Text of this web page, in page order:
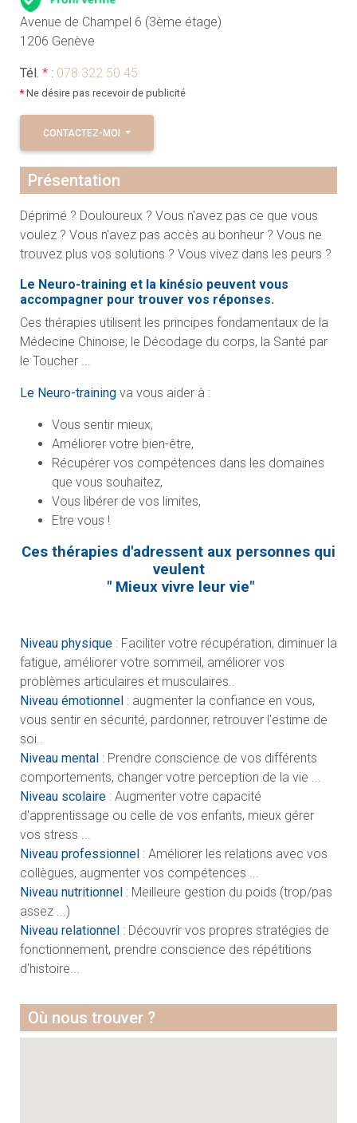
Avenue de Champel 6 (3ème étage)
1206 Genève
Tél. *: 078 322 50 45
*Ne désire pas recevoir de publicité
CONTACTEZ-MOI
Présentation
Déprimé ? Douloureux ? Vous n'avez pas ce que vous
voulez ? Vous n'avez pas accès au bonheur ? Vous ne
trouvez plus vos solutions ? Vous vivez dans les peurs ?
Le Neuro-training et la kinésio peuvent vous
accompagner pour trouver vos réponses.
Ces thérapies utilisent les principes fondamentaux de la
Médecine Chinoise, le Décodage du corps, la Santé par
le Toucher ...
Le Neuro-trainingva vous aider à :
Vous sentir mieux,
Améliorer votre bien-être,
Récupérer vos compétences dans les domaines
que vous souhaitez,
Vous libérer de vos limites,
Etre vous !
Ces thérapies d'adressent aux personnes qui
veulent
" Mieux vivre leur vie"
Niveau physique: Faciliter votre récupération, diminuer la
fatigue, améliorer votre sommeil, améliorer vos
problèmes articulaires et musculaires..
Niveau émotionnel: augmenter la confiance en vous,
vous sentir en sécurité, pardonner, retrouver l'estime de
soi..
Niveau mental: Prendre conscience de vos différents
comportements, changer votre perception de la vie ...
Niveau scolaire : Augmenter votre capacité
d'apprentissage ou celle de vos enfants, mieux gérer
vos stress ...
Niveau professionnel : Améliorer les relations avec vos
collègues, augmenter vos compétences ...
Niveau nutritionnel: Meilleure gestion du poids (trop/pas
assez ...)
Niveau relationnel: Découvrir vos propres stratégies de
fonctionnement, prendre conscience des répétitions
d'histoire...
Où nous trouver ?